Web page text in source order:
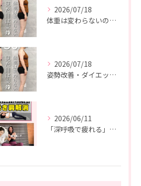
2026/07/18
体重は変わらないのに、見た目は変わった。
2026/07/18
姿勢改善・ダイエット・ピラティス【５０代・M様】
2026/06/11
「深呼吸で疲れる」の、実は普通じゃありません。